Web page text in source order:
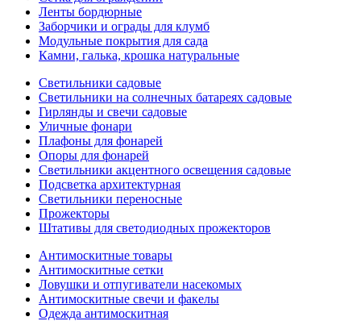
Ленты бордюрные
Заборчики и ограды для клумб
Модульные покрытия для сада
Камни, галька, крошка натуральные
Светильники садовые
Светильники на солнечных батареях садовые
Гирлянды и свечи садовые
Уличные фонари
Плафоны для фонарей
Опоры для фонарей
Светильники акцентного освещения садовые
Подсветка архитектурная
Светильники переносные
Прожекторы
Штативы для светодиодных прожекторов
Антимоскитные товары
Антимоскитные сетки
Ловушки и отпугиватели насекомых
Антимоскитные свечи и факелы
Одежда антимоскитная